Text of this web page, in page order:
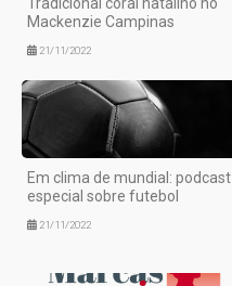
Mackenzie Campinas
21/11/2022
Em clima de mundial: podcast
especial sobre futebol
21/11/2022